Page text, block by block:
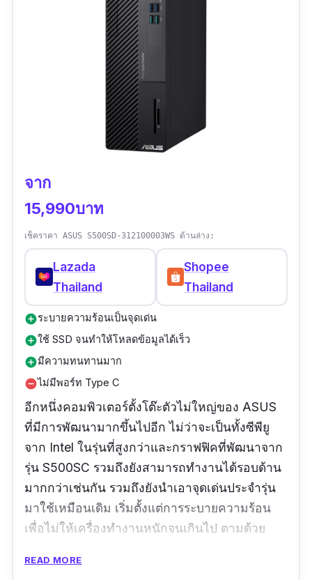
จาก
15,990บาท
เช็คราคา ASUS S500SD-312100003WS ด้านล่าง:
Lazada
Thailand
Shopee
Thailand
add_circleระบายความร้อนเป็นจุดเด่น
add_circleใช้ SSD จนทำให้โหลดข้อมูลได้เร็ว
add_circleมีความทนทานมาก
remove_circleไม่มีพอร์ท Type C
อีกหนึ่งคอมพิวเตอร์ตั้งโต๊ะตัวไม่ใหญ่ของ ASUS
ที่มีการพัฒนามากขึ้นไปอีก ไม่ว่าจะเป็นทั้งซีพียู
จาก Intel ในรุ่นที่สูงกว่าและกราฟฟิคที่พัฒนาจาก
รุ่น S500SC รวมถึงยังสามารถทำงานได้รอบด้าน
มากกว่าเช่นกัน รวมถึงยังนำเอาจุดเด่นประจำรุ่น
มาใช้เหมือนเดิม เริ่มตั้งแต่การระบายความร้อน
เพื่อไม่ให้เครื่องทำงานหนักจนเกินไป ตามด้วย
สหรัฐ เช่นเดียวกับความปลอดภัยของข้อมูลที่คง
READ MORE